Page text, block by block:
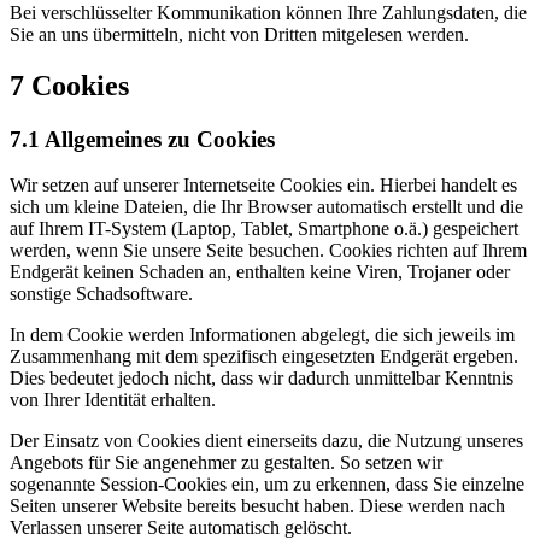
Bei verschlüsselter Kommunikation können Ihre Zahlungsdaten, die
Sie an uns übermitteln, nicht von Dritten mitgelesen werden.
7 Cookies
7.1 Allgemeines zu Cookies
Wir setzen auf unserer Internetseite Cookies ein. Hierbei handelt es
sich um kleine Dateien, die Ihr Browser automatisch erstellt und die
auf Ihrem IT-System (Laptop, Tablet, Smartphone o.ä.) gespeichert
werden, wenn Sie unsere Seite besuchen. Cookies richten auf Ihrem
Endgerät keinen Schaden an, enthalten keine Viren, Trojaner oder
sonstige Schadsoftware.
In dem Cookie werden Informationen abgelegt, die sich jeweils im
Zusammenhang mit dem spezifisch eingesetzten Endgerät ergeben.
Dies bedeutet jedoch nicht, dass wir dadurch unmittelbar Kenntnis
von Ihrer Identität erhalten.
Der Einsatz von Cookies dient einerseits dazu, die Nutzung unseres
Angebots für Sie angenehmer zu gestalten. So setzen wir
sogenannte Session-Cookies ein, um zu erkennen, dass Sie einzelne
Seiten unserer Website bereits besucht haben. Diese werden nach
Verlassen unserer Seite automatisch gelöscht.